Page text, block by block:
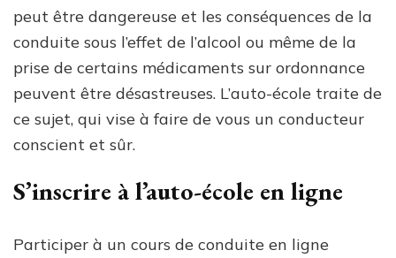
peut être dangereuse et les conséquences de la
conduite sous l’effet de l’alcool ou même de la
prise de certains médicaments sur ordonnance
peuvent être désastreuses. L’auto-école traite de
ce sujet, qui vise à faire de vous un conducteur
conscient et sûr.
S’inscrire à l’auto-école en ligne
Participer à un cours de conduite en ligne